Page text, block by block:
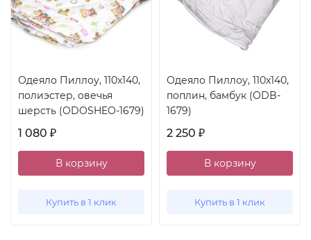
Одеяло Пиллоу, 110x140,
полиэстер, овечья
шерсть (ODOSHEO-1679)
1 080 ₽
В корзину
Купить в 1 клик
Одеяло Пиллоу, 110x140,
поплин, бамбук (ODB-
1679)
2 250 ₽
В корзину
Купить в 1 клик